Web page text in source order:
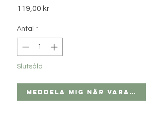
119,00 krPris
Antal *
Slutsåld
Meddela mig när varan